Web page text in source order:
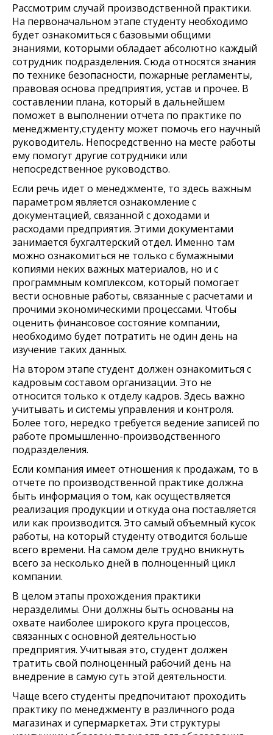
Рассмотрим случай производственной практики.
На первоначальном этапе студенту необходимо
будет ознакомиться с базовыми общими
знаниями, которыми обладает абсолютно каждый
сотрудник подразделения. Сюда относятся знания
по технике безопасности, пожарные регламенты,
правовая основа предприятия, устав и прочее. В
составлении плана, который в дальнейшем
поможет в выполнении отчета по практике по
менеджменту,студенту может помочь его научный
руководитель. Непосредственно на месте работы
ему помогут другие сотрудники или
непосредственное руководство.
Если речь идет о менеджменте, то здесь важным
параметром является ознакомление с
документацией, связанной с доходами и
расходами предприятия. Этими документами
занимается бухгалтерский отдел. Именно там
можно ознакомиться не только с бумажными
копиями неких важных материалов, но и с
программным комплексом, который помогает
вести основные работы, связанные с расчетами и
прочими экономическими процессами. Чтобы
оценить финансовое состояние компании,
необходимо будет потратить не один день на
изучение таких данных.
На втором этапе студент должен ознакомиться с
кадровым составом организации. Это не
относится только к отделу кадров. Здесь важно
учитывать и системы управления и контроля.
Более того, нередко требуется ведение записей по
работе промышленно-производственного
подразделения.
Если компания имеет отношения к продажам, то в
отчете по производственной практике должна
быть информация о том, как осуществляется
реализация продукции и откуда она поставляется
или как производится. Это самый объемный кусок
работы, на который студенту отводится больше
всего времени. На самом деле трудно вникнуть
всего за несколько дней в полноценный цикл
компании.
В целом этапы прохождения практики
неразделимы. Они должны быть основаны на
охвате наиболее широкого круга процессов,
связанных с основной деятельностью
предприятия. Учитывая это, студент должен
тратить свой полноценный рабочий день на
внедрение в самую суть этой деятельности.
Чаще всего студенты предпочитают проходить
практику по менеджменту в различного рода
магазинах и супермаркетах. Эти структуры